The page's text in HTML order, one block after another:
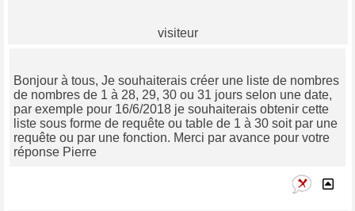
visiteur
Bonjour à tous, Je souhaiterais créer une liste de nombres
de nombres de 1 à 28, 29, 30 ou 31 jours selon une date,
par exemple pour 16/6/2018 je souhaiterais obtenir cette
liste sous forme de requête ou table de 1 à 30 soit par une
requête ou par une fonction. Merci par avance pour votre
réponse Pierre